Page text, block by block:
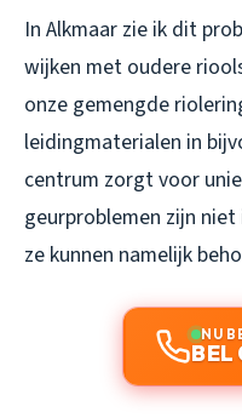
In Alkmaar zie ik dit
wijken met oudere
onze gemengde
leidingmaterialen in
centrum zorgt voor
geurproblemen zijn
ze kunnen namelijk
NU
BEL